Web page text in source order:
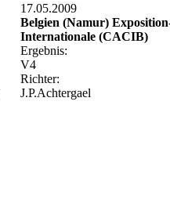
17.05.2009
Belgien (Namur)
Internationale (CACIB)
Ergebnis:
V4
Richter:
J.P.Achtergael